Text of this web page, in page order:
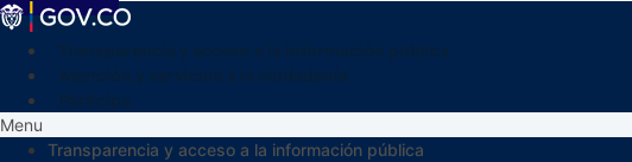
Menu
Transparencia y acceso a la información pública